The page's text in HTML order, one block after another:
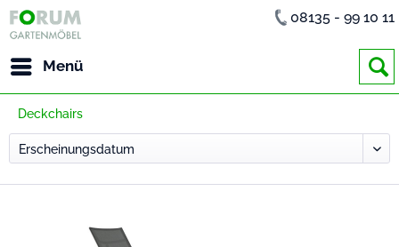
Menü
08135 - 99 10 11
Deckchairs